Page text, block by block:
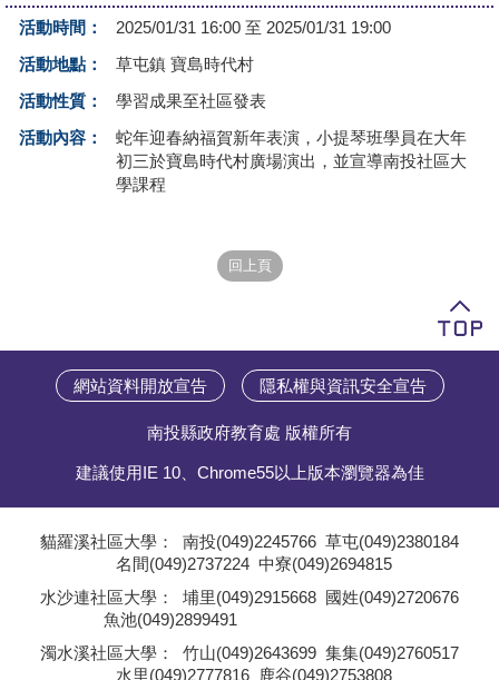
志工與社團
友站連結
活動時間：
2025/01/31 16:00 至 2025/01/31 19:00
活動地點：
草屯鎮 寶島時代村
活動性質：
學習成果至社區發表
活動內容：
蛇年迎春納福賀新年表演，小提琴班學員在大年
初三於寶島時代村廣場演出，並宣導南投社區大
學課程
網站資料開放宣告 隱私權與資訊安全宣告
南投縣政府教育處 版權所有
建議使用IE 10、Chrome55以上版本瀏覽器為佳
貓羅溪社區大學： 南投(049)2245766 草屯(049)2380184
名間(049)2737224 中寮(049)2694815
水沙連社區大學： 埔里(049)2915668 國姓(049)2720676
魚池(049)2899491
濁水溪社區大學： 竹山(049)2643699 集集(049)2760517
水里(049)2777816 鹿谷(049)2753808